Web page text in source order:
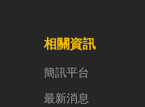
兼具美感、機
想生活空間...
相關資訊
簡訊平台
最新消息